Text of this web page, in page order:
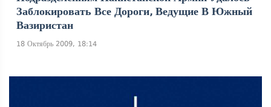
Заблокировать Все Дороги, Ведущие В Южный
Вазиристан
18 Октябрь 2009, 18:14